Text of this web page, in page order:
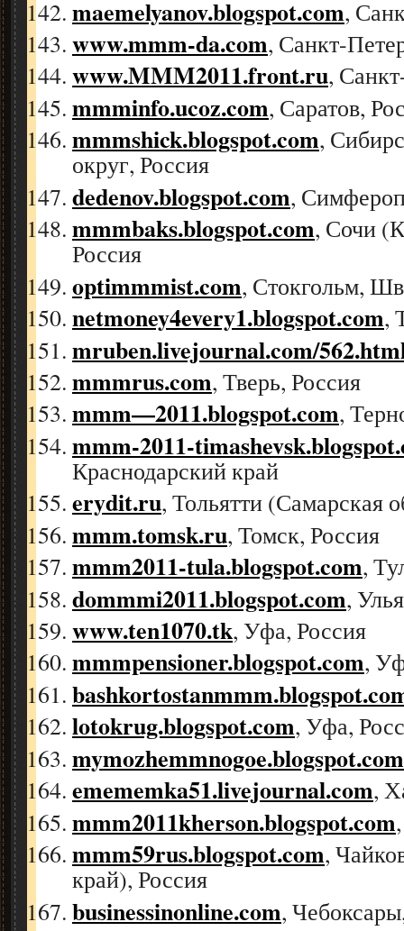
maemelyanov.blogspot.com,
www.mmm-da.com, Санкт-
www.MMM2011.front.ru,
mmminfo.ucoz.com, Саратов,
mmmshick.blogspot.com,
округ, Россия
dedenov.blogspot.com,
mmmbaks.blogspot.com, Сочи
Россия
optimmmist.com, Стокгольм,
netmoney4every1.blogspot.com,
mruben.livejournal.com/
mmmrus.com, Тверь, Россия
mmm—2011.blogspot.com,
mmm-2011-
Краснодарский край
erydit.ru, Тольятти (Самарская
mmm.tomsk.ru, Томск, Россия
mmm2011-tula.blogspot.com,
dommmi2011.blogspot.com,
www.ten1070.tk, Уфа, Россия
mmmpensioner.blogspot.com,
lotokrug.blogspot.com, Уфа,
mymozhemmnogoe.blogspot.com
emememka51.livejournal.com,
mmm2011kherson.blogspot.com
mmm59rus.blogspot.com,
край), Россия
businessinonline.com,